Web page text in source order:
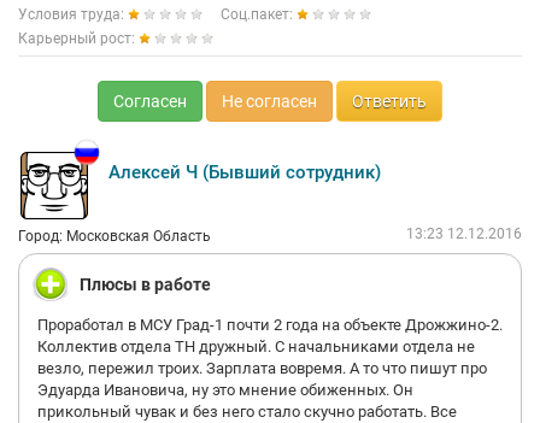
Условия труда:
Соц.пакет:
Карьерный рост:
Согласен Не согласен Ответить
Алексей Ч (Бывший сотрудник)
Город: Московская Область 13:23 12.12.2016
Плюсы в работе
Проработал в МСУ Град-1 почти 2 года на объекте Дрожжино-2.
Коллектив отдела ТН дружный. С начальниками отдела не
везло, пережил троих. Зарплата вовремя. А то что пишут про
Эдуарда Ивановича, ну это мнение обиженных. Он
прикольный чувак и без него стало скучно работать. Все